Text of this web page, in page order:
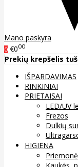
Mano paskyra
0 €000
Prekių krepšelis
IŠPARDAVIMAS
RINKINIAI
PRIETAISAI
LED/UV
Frezos
Dulkių
HIGIENA
Kaukės,